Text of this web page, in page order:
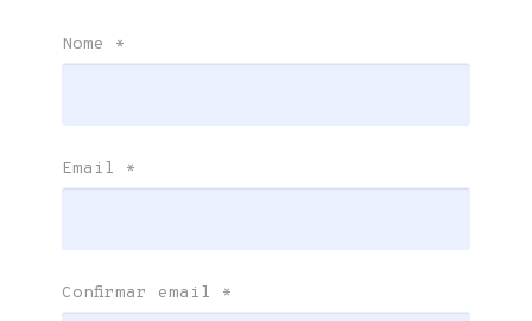
Nome *
Email *
Confirmar email *